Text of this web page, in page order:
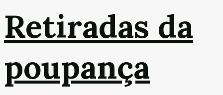
Retiradas da
poupança